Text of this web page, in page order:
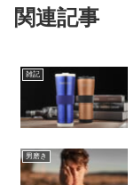
関連記事
雑記
男磨き